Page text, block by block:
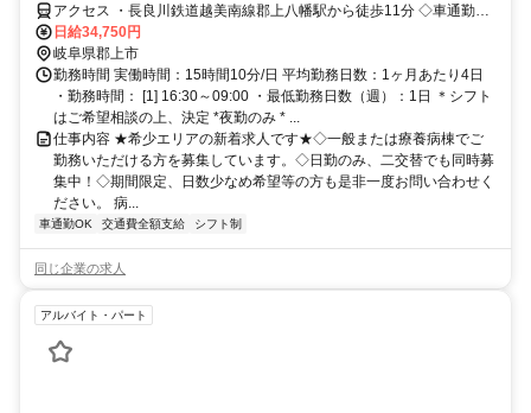
アクセス ・長良川鉄道越美南線郡上八幡駅から徒歩11分 ◇車通勤Ｏ
Ｋ
日給34,750円
岐阜県郡上市
勤務時間 実働時間：15時間10分/日 平均勤務日数：1ヶ月あたり4日
・勤務時間： [1] 16:30～09:00 ・最低勤務日数（週）：1日 ＊シフト
はご希望相談の上、決定 *夜勤のみ * ...
仕事内容 ★希少エリアの新着求人です★◇一般または療養病棟でご
勤務いただける方を募集しています。◇日勤のみ、二交替でも同時募
集中！◇期間限定、日数少なめ希望等の方も是非一度お問い合わせく
ださい。 病...
車通勤OK 交通費全額支給 シフト制
同じ企業の求人
アルバイト・パート